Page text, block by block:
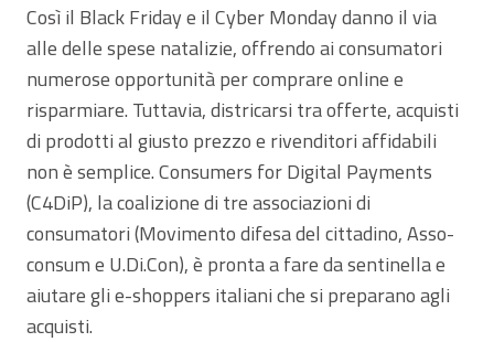
Così il Black Friday e il Cyber Monday danno il via
alle delle spese natalizie, offrendo ai consumatori
numerose opportunità per comprare online e
risparmiare. Tuttavia, districarsi tra offerte, acquisti
di prodotti al giusto prezzo e rivenditori affidabili
non è semplice. Consumers for Digital Payments
(C4DiP), la coalizione di tre associazioni di
consumatori (Movimento difesa del cittadino, Asso-
consum e U.Di.Con), è pronta a fare da sentinella e
aiutare gli e-shoppers italiani che si preparano agli
acquisti.